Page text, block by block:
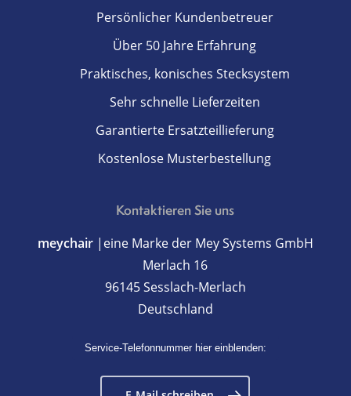
Persönlicher Kundenbetreuer
Über 50 Jahre Erfahrung
Praktisches, konisches Stecksystem
Sehr schnelle Lieferzeiten
Garantierte Ersatzteillieferung
Kostenlose Musterbestellung
Kontaktieren Sie uns
meychair|eine Marke der Mey Systems GmbH
Merlach 16
96145 Sesslach-Merlach
Deutschland
Service-Telefonnummer hier einblenden: